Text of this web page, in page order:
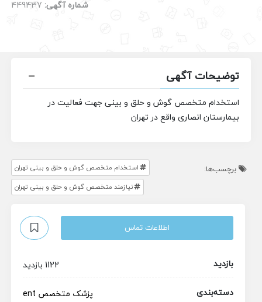
شماره آگهی: 449437
توضیحات آگهی
استخدام متخصص گوش و حلق و بینی جهت فعالیت در
بیمارستان انصاری واقع در تهران
برچسب‌ها:
استخدام متخصص گوش و حلق و بینی تهران
نیازمند متخصص گوش و حلق و بینی تهران
اطلاعات تماس
بازدید
1122 بازدید
دسته‌بندی
پزشک متخصص ent